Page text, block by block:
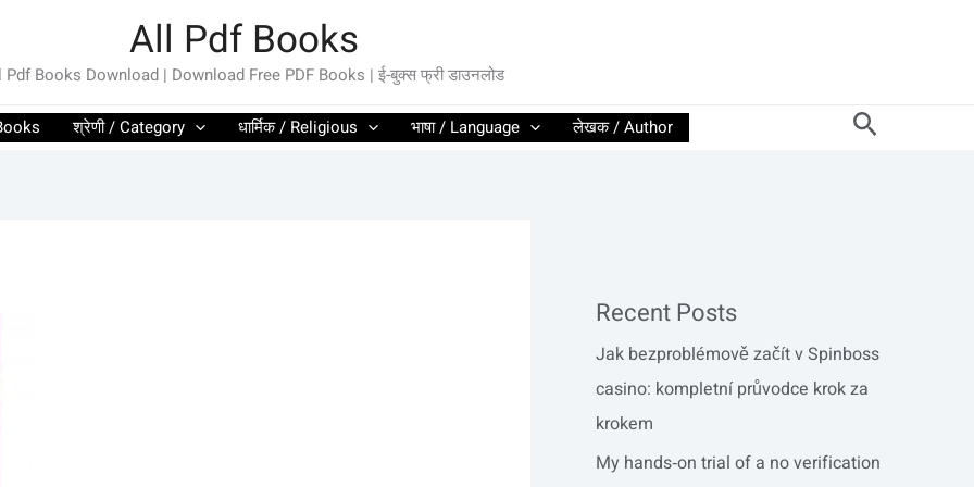
All Pdf Books
Pdf Books Download | Download Free PDF Books | ई-बुक्स फ्री डाउनलोड
श्रेणी / Category धार्मिक / Religious भाषा / Language लेखक / Author Search
Recent Posts
Jak bezproblémově začít v Spinboss
casino: kompletní průvodce krok za
krokem
My hands‑on trial of a no verification